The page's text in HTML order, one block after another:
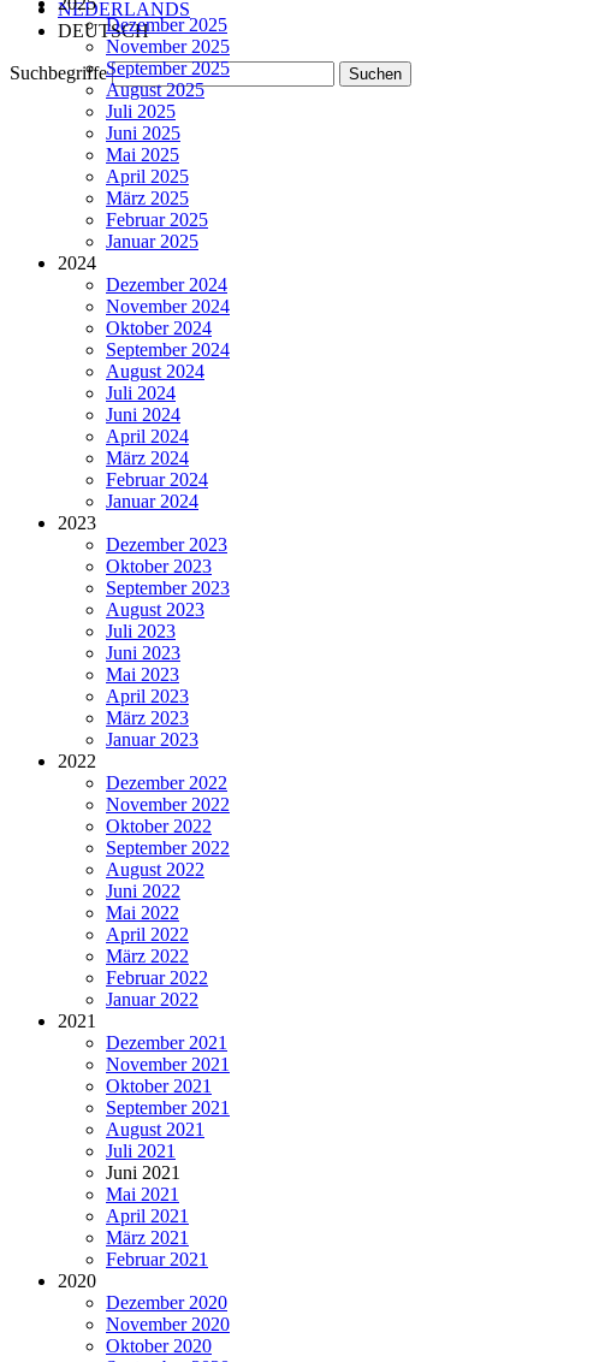
NEDERLANDS
DEUTSCH
Suchbegriffe
Dezember 2025
November 2025
September 2025
August 2025
Juli 2025
Juni 2025
Mai 2025
April 2025
März 2025
Februar 2025
Januar 2025
2024
Dezember 2024
November 2024
Oktober 2024
September 2024
August 2024
Juli 2024
Juni 2024
April 2024
März 2024
Februar 2024
Januar 2024
2023
Dezember 2023
Oktober 2023
September 2023
August 2023
Juli 2023
Juni 2023
Mai 2023
April 2023
März 2023
Januar 2023
2022
Dezember 2022
November 2022
Oktober 2022
September 2022
August 2022
Juni 2022
Mai 2022
April 2022
März 2022
Februar 2022
Januar 2022
2021
Dezember 2021
November 2021
Oktober 2021
September 2021
August 2021
Juli 2021
Juni 2021
Mai 2021
April 2021
März 2021
Februar 2021
2020
Dezember 2020
November 2020
Oktober 2020